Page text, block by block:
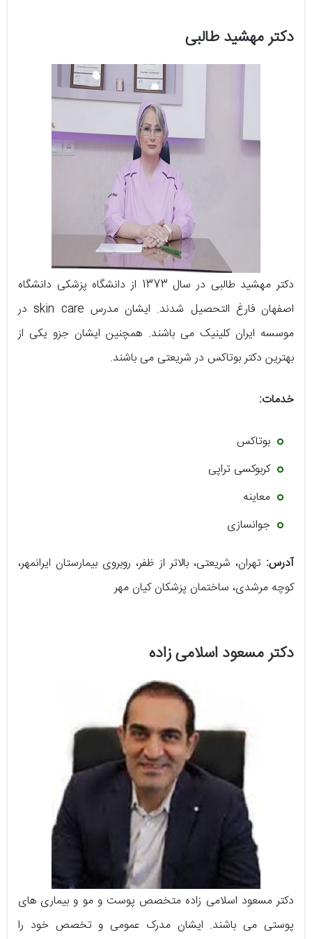
دکتر مهشید طالبی
دکتر مهشید طالبی در سال 1373 از دانشگاه پزشکی دانشگاه
اصفهان فارغ التحصیل شدند. ایشان مدرس skin care در
موسسه ایران کلینیک می باشند. همچنین ایشان جزو یکی از
بهترین دکتر بوتاکس در شریعتی می باشند.
خدمات:
بوتاکس
کربوکسی تراپی
معاینه
جوانسازی
آدرس: تهران، شریعتی، بالاتر از ظفر، روبروی بیمارستان ایرانمهر،
کوچه مرشدی، ساختمان پزشکان کیان مهر
دکتر مسعود اسلامی زاده
دکتر مسعود اسلامی زاده متخصص پوست و مو و بیماری های
پوستی می باشند. ایشان مدرک عمومی و تخصص خود را